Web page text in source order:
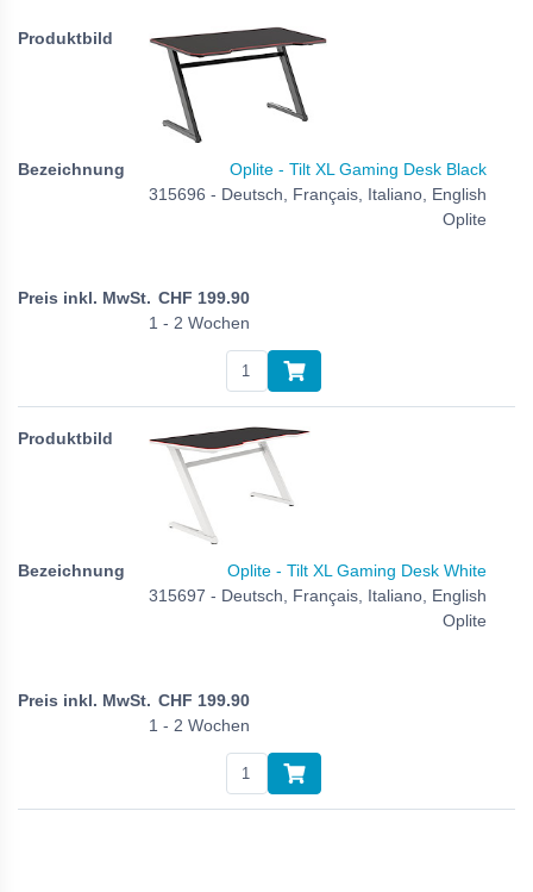
Oplite - Tilt XL Gaming Desk Black
315696 - Deutsch, Français, Italiano, English
Oplite
CHF 199.90
1 - 2 Wochen
Oplite - Tilt XL Gaming Desk White
315697 - Deutsch, Français, Italiano, English
Oplite
CHF 199.90
1 - 2 Wochen